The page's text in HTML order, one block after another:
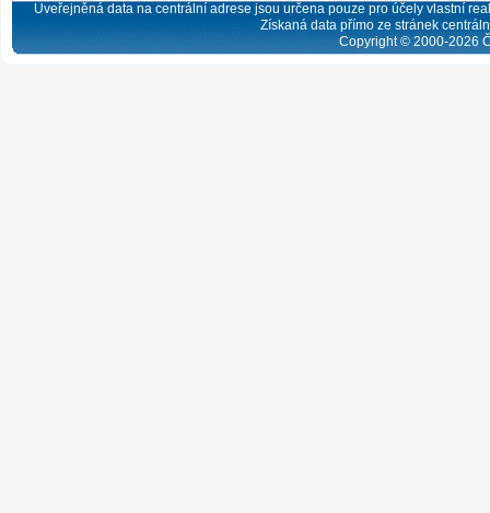
Uveřejněná data na centrální adrese jsou určena pouze pro účely vlastní
Získaná data přímo ze stránek
Copyright © 2000-2026